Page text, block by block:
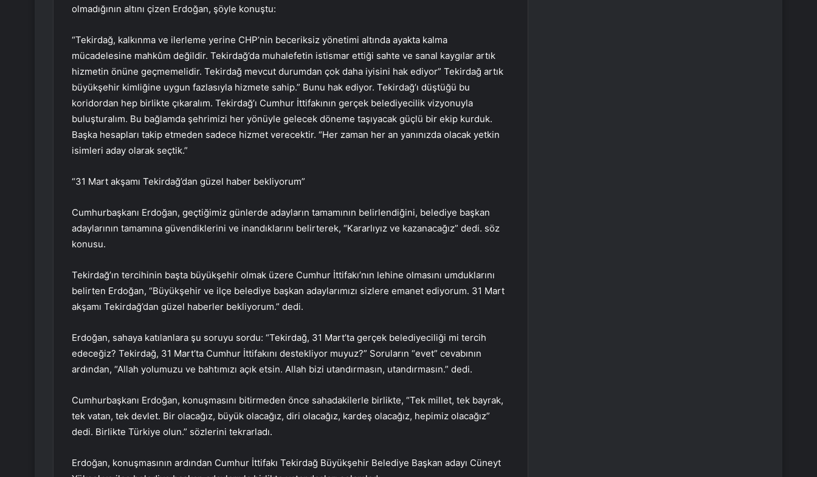
olmadığının altını çizen Erdoğan, şöyle konuştu:
“Tekirdağ, kalkınma ve ilerleme yerine CHP’nin beceriksiz yönetimi altında ayakta kalma
mücadelesine mahkûm değildir. Tekirdağ’da muhalefetin istismar ettiği sahte ve sanal kaygılar artık
hizmetin önüne geçmemelidir. Tekirdağ mevcut durumdan çok daha iyisini hak ediyor” Tekirdağ artık
büyükşehir kimliğine uygun fazlasıyla hizmete sahip.” Bunu hak ediyor. Tekirdağ’ı düştüğü bu
koridordan hep birlikte çıkaralım. Tekirdağ’ı Cumhur İttifakının gerçek belediyecilik vizyonuyla
buluşturalım. Bu bağlamda şehrimizi her yönüyle gelecek döneme taşıyacak güçlü bir ekip kurduk.
Başka hesapları takip etmeden sadece hizmet verecektir. “Her zaman her an yanınızda olacak yetkin
isimleri aday olarak seçtik.”
“31 Mart akşamı Tekirdağ’dan güzel haber bekliyorum”
Cumhurbaşkanı Erdoğan, geçtiğimiz günlerde adayların tamamının belirlendiğini, belediye başkan
adaylarının tamamına güvendiklerini ve inandıklarını belirterek, “Kararlıyız ve kazanacağız” dedi. söz
konusu.
Tekirdağ’ın tercihinin başta büyükşehir olmak üzere Cumhur İttifakı’nın lehine olmasını umduklarını
belirten Erdoğan, “Büyükşehir ve ilçe belediye başkan adaylarımızı sizlere emanet ediyorum. 31 Mart
akşamı Tekirdağ’dan güzel haberler bekliyorum.” dedi.
Erdoğan, sahaya katılanlara şu soruyu sordu: “Tekirdağ, 31 Mart’ta gerçek belediyeciliği mi tercih
edeceğiz? Tekirdağ, 31 Mart’ta Cumhur İttifakını destekliyor muyuz?” Soruların “evet” cevabının
ardından, “Allah yolumuzu ve bahtımızı açık etsin. Allah bizi utandırmasın, utandırmasın.” dedi.
Cumhurbaşkanı Erdoğan, konuşmasını bitirmeden önce sahadakilerle birlikte, “Tek millet, tek bayrak,
tek vatan, tek devlet. Bir olacağız, büyük olacağız, diri olacağız, kardeş olacağız, hepimiz olacağız”
dedi. Birlikte Türkiye olun.” sözlerini tekrarladı.
Erdoğan, konuşmasının ardından Cumhur İttifakı Tekirdağ Büyükşehir Belediye Başkan adayı Cüneyt